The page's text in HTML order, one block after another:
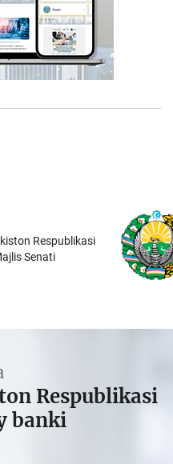
Respublikasi
Senati
Respublikasi
banki